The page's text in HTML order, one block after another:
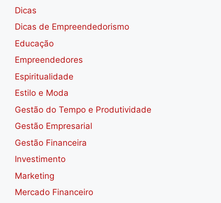
Dicas
Dicas de Empreendedorismo
Educação
Empreendedores
Espiritualidade
Estilo e Moda
Gestão do Tempo e Produtividade
Gestão Empresarial
Gestão Financeira
Investimento
Marketing
Mercado Financeiro